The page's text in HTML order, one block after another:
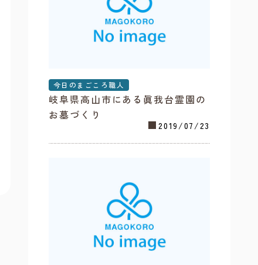
今日のまごころ職人
2019/07/23
岐阜県高山市にある眞我台霊園の
お墓づくり